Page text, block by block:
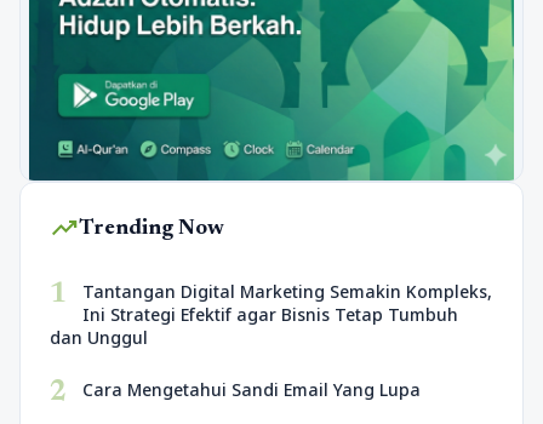
trending_upTrending Now
1
Tantangan Digital Marketing Semakin Kompleks,
Ini Strategi Efektif agar Bisnis Tetap Tumbuh
dan Unggul
2 Cara Mengetahui Sandi Email Yang Lupa